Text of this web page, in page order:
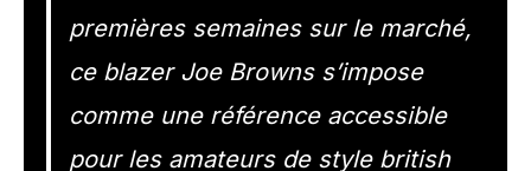
premières semaines sur le marché,
ce blazer Joe Browns s’impose
comme une référence accessible
pour les amateurs de style british